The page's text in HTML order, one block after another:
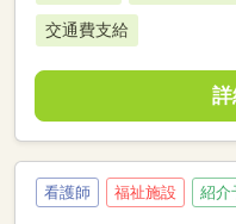
交通費支給
看護師 福祉施設 紹介